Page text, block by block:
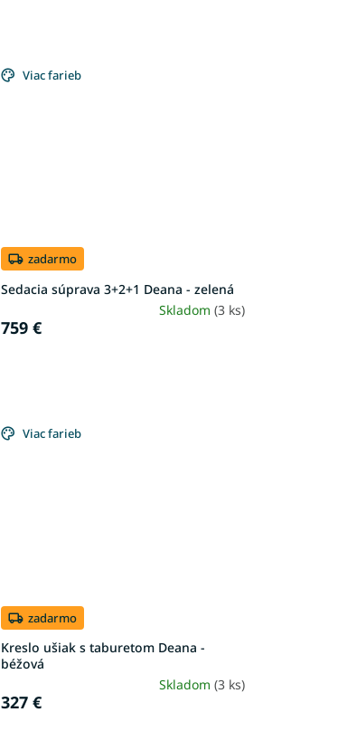
Viac farieb
zadarmo
Sedacia súprava 3+2+1 Deana - zelená
Skladom (3 ks)
759 €
Viac farieb
zadarmo
Kreslo ušiak s taburetom Deana -
béžová
Skladom (3 ks)
327 €